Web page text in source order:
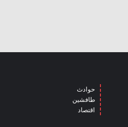
حوادث
طافشين
اقتصاد